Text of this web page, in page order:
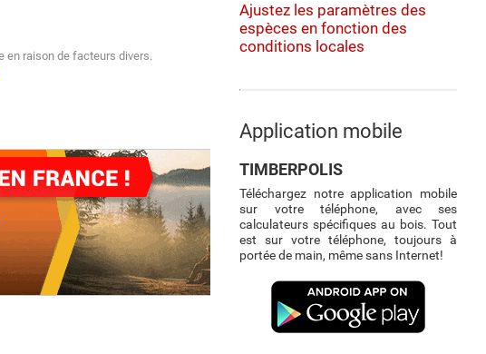
en raison de facteurs divers.
Ajustez les paramètres des
espèces en fonction des
conditions locales
Application mobile
TIMBERPOLIS
Téléchargez notre application mobile
sur votre téléphone, avec ses
calculateurs spécifiques au bois. Tout
est sur votre téléphone, toujours à
portée de main, même sans Internet!